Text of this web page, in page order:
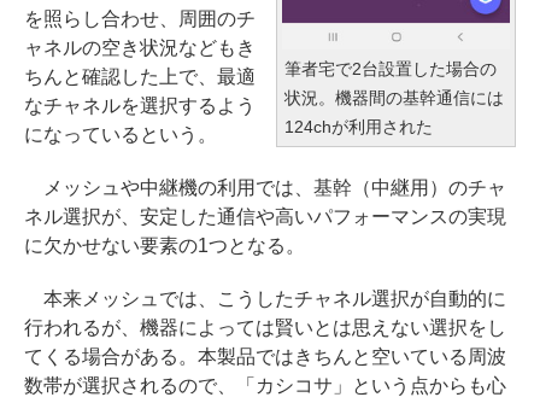
筆者宅で2台設置した場合の
状況。機器間の基幹通信には
124chが利用された
を照らし合わせ、周囲のチ
ャネルの空き状況などもき
ちんと確認した上で、最適
なチャネルを選択するよう
になっているという。
メッシュや中継機の利用では、基幹（中継用）のチャ
ネル選択が、安定した通信や高いパフォーマンスの実現
に欠かせない要素の1つとなる。
本来メッシュでは、こうしたチャネル選択が自動的に
行われるが、機器によっては賢いとは思えない選択をし
てくる場合がある。本製品ではきちんと空いている周波
数帯が選択されるので、「カシコサ」という点からも心